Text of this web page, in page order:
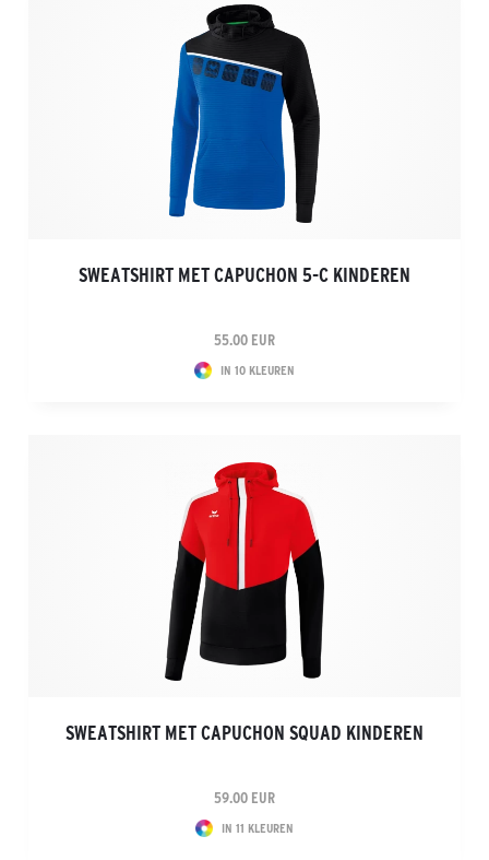
SWEATSHIRT MET CAPUCHON 5-C KINDEREN
55.00 EUR
IN 10 KLEUREN
SWEATSHIRT MET CAPUCHON SQUAD KINDEREN
59.00 EUR
IN 11 KLEUREN